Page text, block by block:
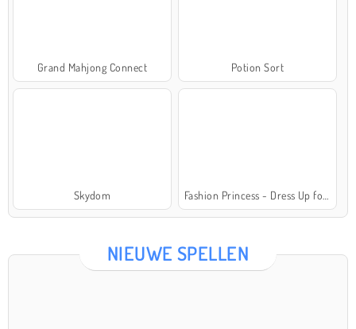
Grand Mahjong Connect Potion Sort
Skydom
NIEUWE SPELLEN